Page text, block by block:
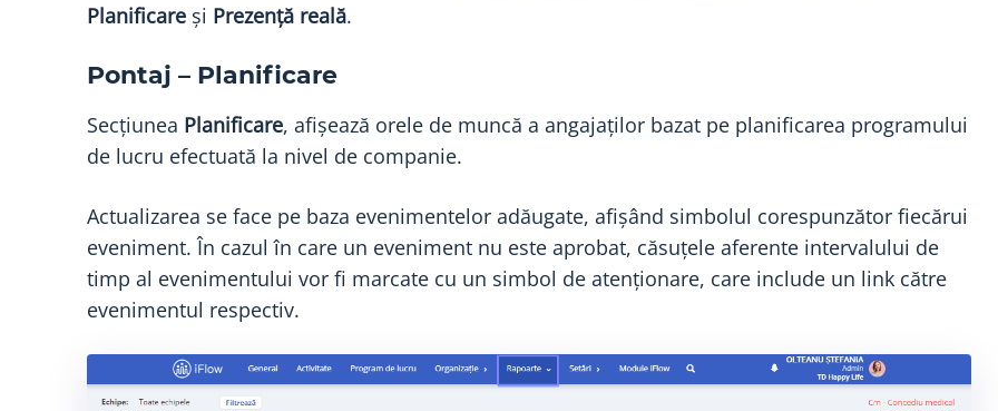
Planificareși Prezență reală.
Pontaj – Planificare
Secțiunea Planificare, afișează orele de muncă a angajaților bazat pe planificarea programului
de lucru efectuată la nivel de companie.
Actualizarea se face pe baza evenimentelor adăugate, afișând simbolul corespunzător fiecărui
eveniment. În cazul în care un eveniment nu este aprobat, căsuțele aferente intervalului de
timp al evenimentului vor fi marcate cu un simbol de atenționare, care include un link către
evenimentul respectiv.